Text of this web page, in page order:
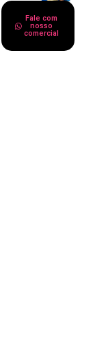
Fale com
nosso
comercial